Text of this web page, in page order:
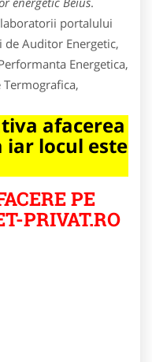
portalului
Auditor Energetic,
Energetica,
Termografica,
afacerea
iar locul este
PE
PRIVAT.RO